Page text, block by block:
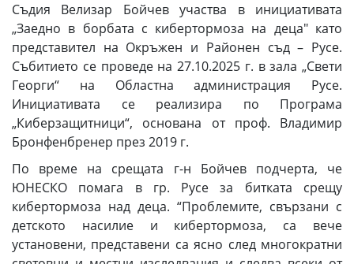
Съдия Велизар Бойчев участва в инициативата
„Заедно в борбата с кибертормоза на деца" като
представител на Окръжен и Районен съд – Русе.
Събитието се проведе на 27.10.2025 г. в зала „Свети
Георги“ на Областна администрация Русе.
Инициативата се реализира по Програма
„Киберзащитници“, основана от проф. Владимир
Бронфенбренер през 2019 г.
По време на срещата г-н Бойчев подчерта, че
ЮНЕСКО помага в гр. Русе за битката срещу
кибертормоза над деца. “Проблемите, свързани с
детското насилие и кибертормоза, са вече
установени, представени са ясно след многократни